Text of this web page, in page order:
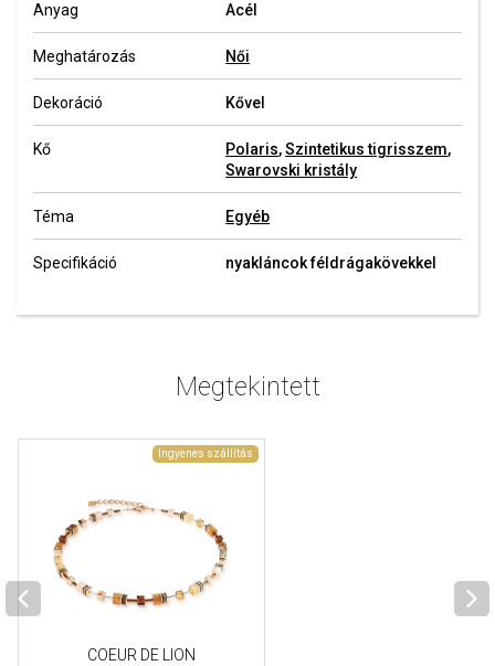
Anyag Acél
Meghatározás Női
Dekoráció Kővel
Kő Polaris,Szintetikus tigrisszem,
Swarovski kristály
Téma Egyéb
Specifikáció nyakláncok féldrágakövekkel
Megtekintett
Ingyenes szállítás
COEUR DE LION